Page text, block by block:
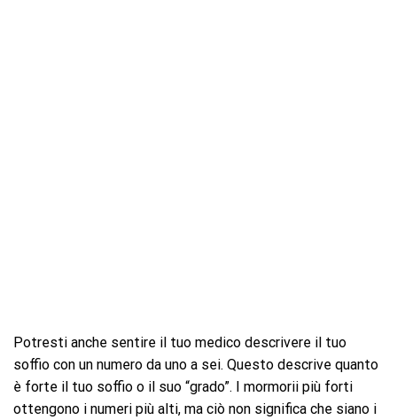
Potresti anche sentire il tuo medico descrivere il tuo
soffio con un numero da uno a sei. Questo descrive quanto
è forte il tuo soffio o il suo “grado”. I mormorii più forti
ottengono i numeri più alti, ma ciò non significa che siano i